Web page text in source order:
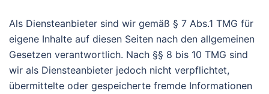
Als Diensteanbieter sind wir gemäß § 7 Abs.1 TMG für
eigene Inhalte auf diesen Seiten nach den allgemeinen
Gesetzen verantwortlich. Nach §§ 8 bis 10 TMG sind
wir als Diensteanbieter jedoch nicht verpflichtet,
übermittelte oder gespeicherte fremde Informationen